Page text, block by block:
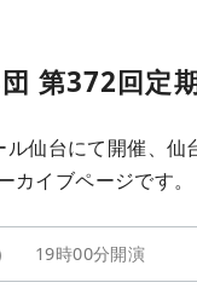
第372回定
仙台にて開催、
イブページです。
19時00分開演